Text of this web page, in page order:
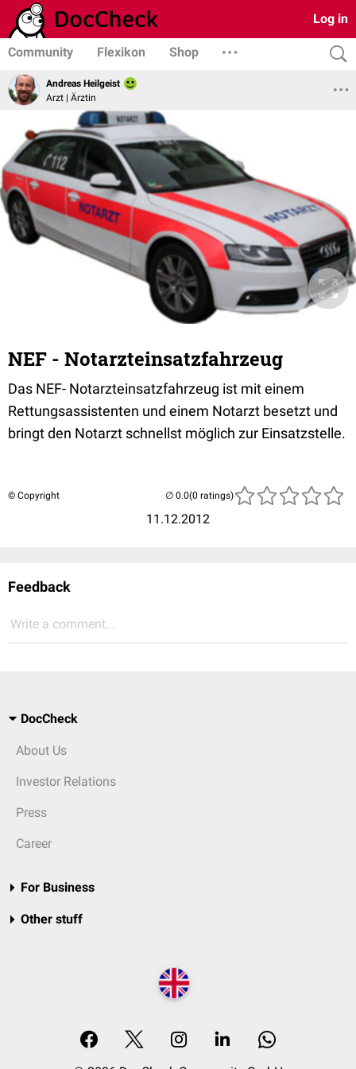
Log in
Community Flexikon Shop
Andreas Heilgeist
Arzt | Ärztin
NEF - Notarzteinsatzfahrzeug
Das NEF- Notarzteinsatzfahrzeug ist mit einem
Rettungsassistenten und einem Notarzt besetzt und
bringt den Notarzt schnellst möglich zur Einsatzstelle.
© Copyright
11.12.2012
(0 ratings)
Feedback
Write a comment...
DocCheck
About Us
Investor Relations
Press
Career
For Business
Other stuff